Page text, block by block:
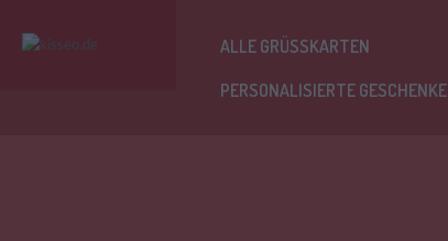
ALLE GRÜSSKARTEN
PERSONALISIERTE GESCHENKE